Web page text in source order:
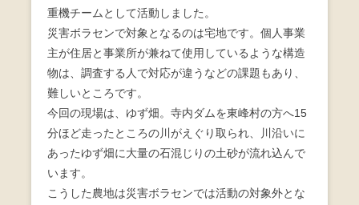
重機チームとして活動しました。
災害ボラセンで対象となるのは宅地です。個人事業
主が住居と事業所が兼ねて使用しているような構造
物は、調査する人で対応が違うなどの課題もあり、
難しいところです。
今回の現場は、ゆず畑。寺内ダムを東峰村の方へ15
分ほど走ったところの川がえぐり取られ、川沿いに
あったゆず畑に大量の石混じりの土砂が流れ込んで
います。
こうした農地は災害ボラセンでは活動の対象外とな